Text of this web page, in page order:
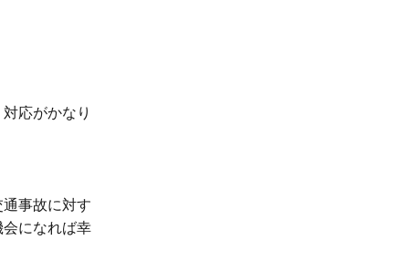
応がかなり
事故に対す
になれば幸